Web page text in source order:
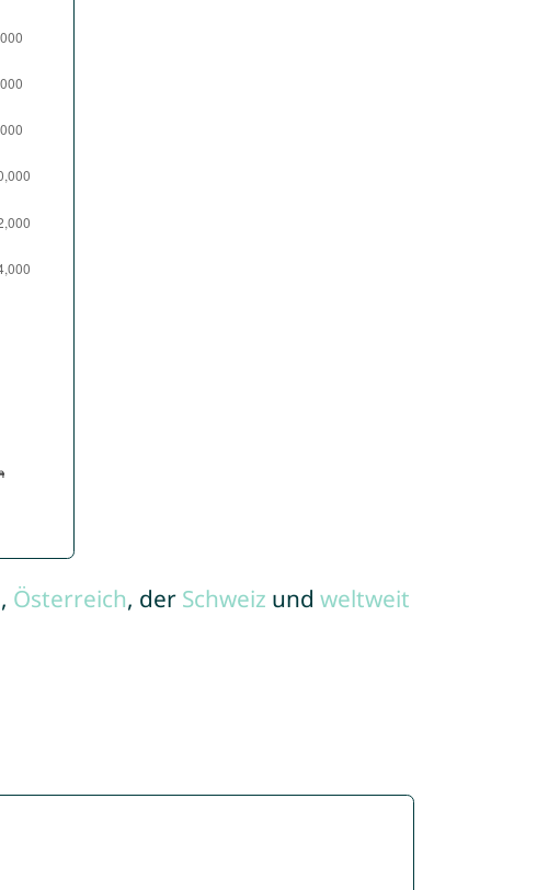
, Österreich, der Schweiz und weltweit